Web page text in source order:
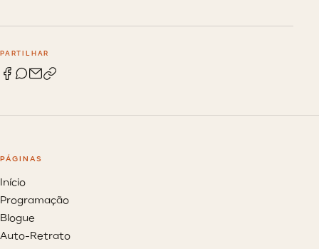
PARTILHAR
PÁGINAS
Início
Programação
Blogue
Auto-Retrato